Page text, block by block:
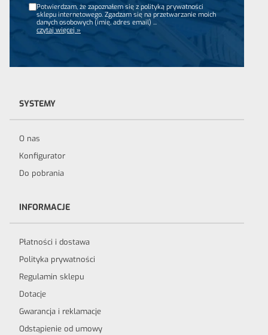
SYSTEMY
O nas
Konfigurator
Do pobrania
INFORMACJE
Płatności i dostawa
Polityka prywatności
Regulamin sklepu
Dotacje
Gwarancja i reklamacje
Odstąpienie od umowy
Potwierdzam, że zapoznałem się z polityką prywatności
sklepu internetowego. Zgadzam się na przetwarzanie moich
danych osobowych (imię, adres email) ...
czytaj więcej »